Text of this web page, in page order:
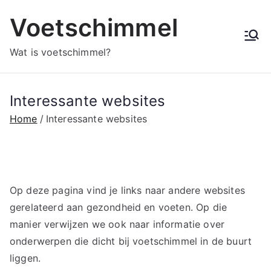
naar
inhoud
Voetschimmel
Wat is voetschimmel?
Interessante websites
Home Interessante websites
Op deze pagina vind je links naar andere websites
gerelateerd aan gezondheid en voeten. Op die
manier verwijzen we ook naar informatie over
onderwerpen die dicht bij voetschimmel in de buurt
liggen.